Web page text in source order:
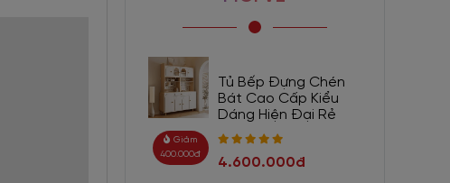
Giảm
400.000đ
Tủ Bếp Đựng Chén
Bát Cao Cấp Kiểu
Dáng Hiện Đại Rẻ
4.600.000đ